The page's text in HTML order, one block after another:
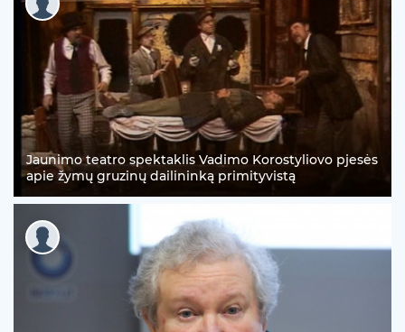
Jaunimo teatro spektaklis Vadimo Korostyliovo pjesės
apie žymų gruzinų dailininką primityvistą